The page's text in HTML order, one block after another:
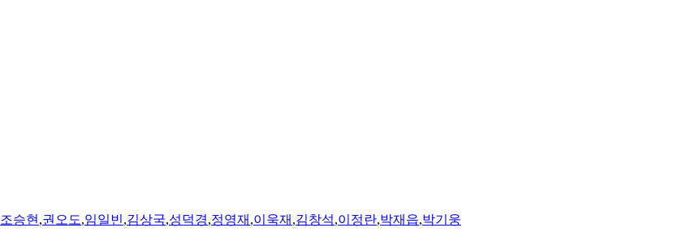
조승현,권오도,임일빈,김상국,성덕경,정영재 ,이욱재 ,김창석,이정란,박재읍,박기웅